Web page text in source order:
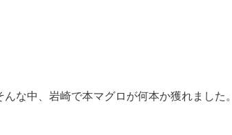
な中、岩崎で本マグロが何本か獲れました。